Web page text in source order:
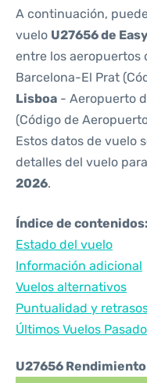
A continuación,
vuelo U27656 de
entre los aeropuertos
Barcelona-El Prat
Lisboa - Aeropuerto
(Código de
Estos datos de vuelo
detalles del vuelo
2026.
Índice de contenidos:
Estado del vuelo
Información adicional
Vuelos alternativos
Puntualidad y
Últimos Vuelos
U27656